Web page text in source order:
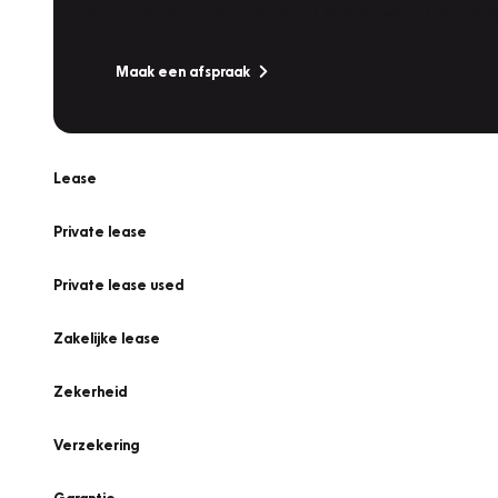
Maak een afspraak
Lease
Private lease
Private lease used
Zakelijke lease
Zekerheid
Verzekering